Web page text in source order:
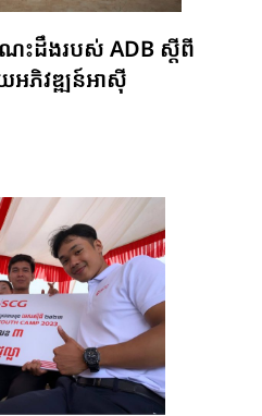
េះដឹងរបស់ ADB ស្តីពី
ភិវឌ្ឍន៍អាស៊ី